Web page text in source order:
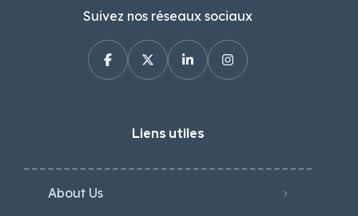
Suivez nos réseaux sociaux
Liens utiles
About Us